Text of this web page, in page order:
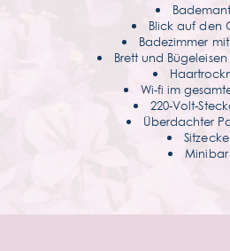
Blick auf den
Badezimmer
Brett und
Wi-fi im
220-Volt-
Überdachter
Sitzecke
Minibar